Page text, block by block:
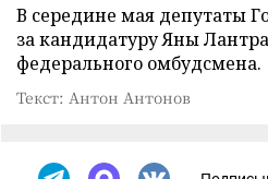
В середине мая депутаты
за кандидатуру Яны
федерального омбудсмена.
Текст: Антон Антонов